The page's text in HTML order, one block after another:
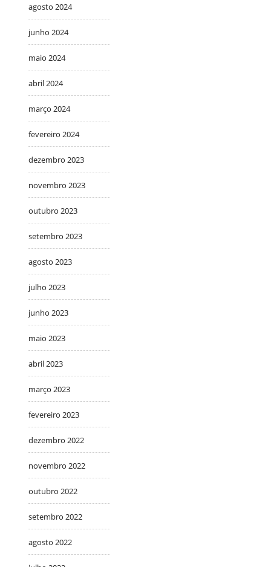
agosto 2024
junho 2024
maio 2024
abril 2024
março 2024
fevereiro 2024
dezembro 2023
novembro 2023
outubro 2023
setembro 2023
agosto 2023
julho 2023
junho 2023
maio 2023
abril 2023
março 2023
fevereiro 2023
dezembro 2022
novembro 2022
outubro 2022
setembro 2022
agosto 2022